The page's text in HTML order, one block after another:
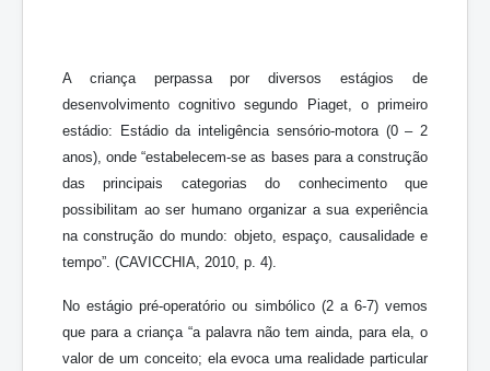
A criança perpassa por diversos estágios de
desenvolvimento cognitivo segundo Piaget, o primeiro
estádio: Estádio da inteligência sensório-motora (0 – 2
anos), onde “estabelecem-se as bases para a construção
das principais categorias do conhecimento que
possibilitam ao ser humano organizar a sua experiência
na construção do mundo: objeto, espaço, causalidade e
tempo”. (CAVICCHIA, 2010, p. 4).
No estágio pré-operatório ou simbólico (2 a 6-7) vemos
que para a criança “a palavra não tem ainda, para ela, o
valor de um conceito; ela evoca uma realidade particular